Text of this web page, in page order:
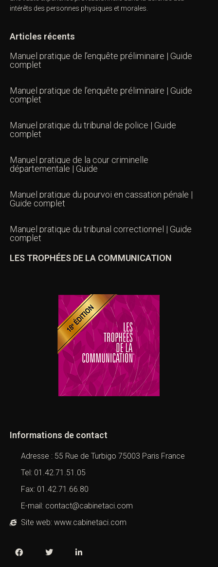
intérêts des personnes physiques et morales.
Articles récents
Manuel pratique de l’enquête préliminaire | Guide
complet
Manuel pratique de l’enquête préliminaire | Guide
complet
Manuel pratique du tribunal de police | Guide
complet
Manuel pratique de la cour criminelle
départementale | Guide
Manuel pratique du pourvoi en cassation pénale |
Guide complet
Manuel pratique du tribunal correctionnel | Guide
complet
LES TROPHÉES DE LA COMMUNICATION
Informations de contact
Adresse : 55 Rue de Turbigo 75003 Paris France
Tel: 01.42.71.51.05
Fax: 01.42.71.66.80
E-mail: contact@cabinetaci.com
Site web: www.cabinetaci.com